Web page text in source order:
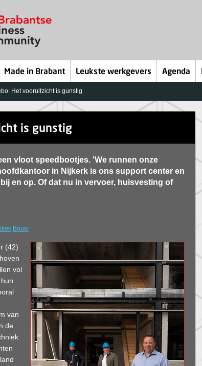
Made in Brabant Leukste werkgevers Agenda
Het vooruitzicht is gunstig
is gunstig
vloot speedbootjes. 'We runnen onze
in Nijkerk is ons support center en
en op. Of dat nu in vervoer, huisvesting of
Bouw
(42)
vol
van
de